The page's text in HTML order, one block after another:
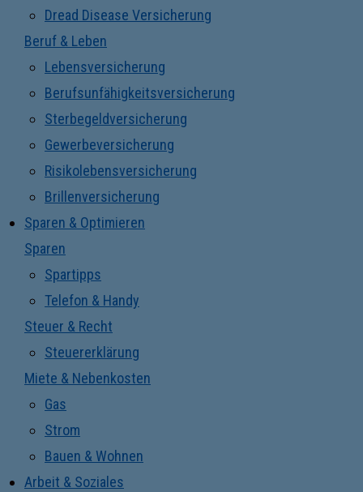
Dread Disease Versicherung
Beruf & Leben
Lebensversicherung
Berufsunfähigkeitsversicherung
Sterbegeldversicherung
Gewerbeversicherung
Risikolebensversicherung
Brillenversicherung
Sparen & Optimieren
Sparen
Spartipps
Telefon & Handy
Steuer & Recht
Steuererklärung
Miete & Nebenkosten
Gas
Strom
Bauen & Wohnen
Arbeit & Soziales